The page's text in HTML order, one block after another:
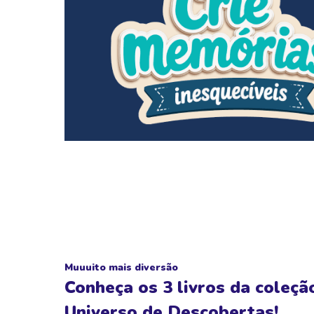
Muuuito mais diversão
Conheça os 3 livros da